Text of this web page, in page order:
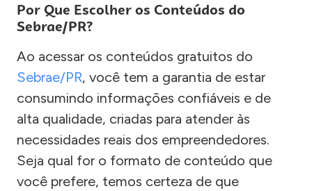
Por Que Escolher os Conteúdos do
Sebrae/PR?
Ao acessar os conteúdos gratuitos do
Sebrae/PR, você tem a garantia de estar
consumindo informações confiáveis e de
alta qualidade, criadas para atender às
necessidades reais dos empreendedores.
Seja qual for o formato de conteúdo que
você prefere, temos certeza de que